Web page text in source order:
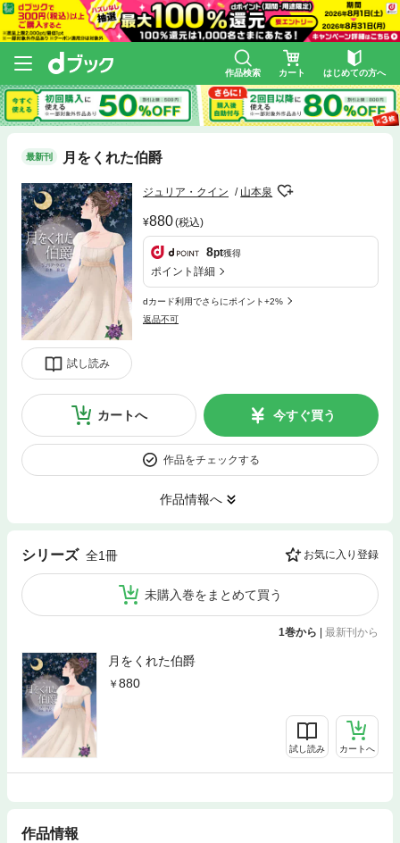
作品検索 カート はじめての方へ
最新刊 月をくれた伯爵
試し読み
ジュリア・クイン 山本泉
880(税込)
8pt獲得
ポイント詳細
dカード利用でさらにポイント+2%
返品不可
カートへ 今すぐ買う
作品をチェックする
作品情報へ
シリーズ 全1冊 お気に入り登録
未購入巻をまとめて買う
1巻から | 最新刊から
月をくれた伯爵
880
試し読み カートへ
作品情報